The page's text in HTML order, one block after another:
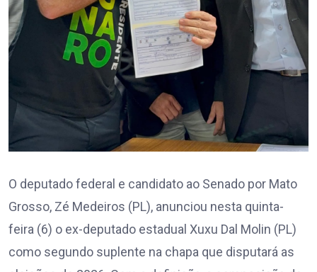
O deputado federal e candidato ao Senado por Mato
Grosso, Zé Medeiros (PL), anunciou nesta quinta-
feira (6) o ex-deputado estadual Xuxu Dal Molin (PL)
como segundo suplente na chapa que disputará as